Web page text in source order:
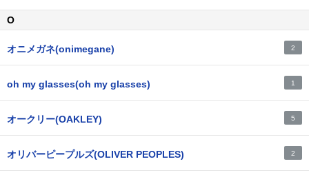
O
オニメガネ(onimegane) 2
oh my glasses(oh my glasses) 1
オークリー(OAKLEY) 5
オリバーピープルズ(OLIVER PEOPLES) 2